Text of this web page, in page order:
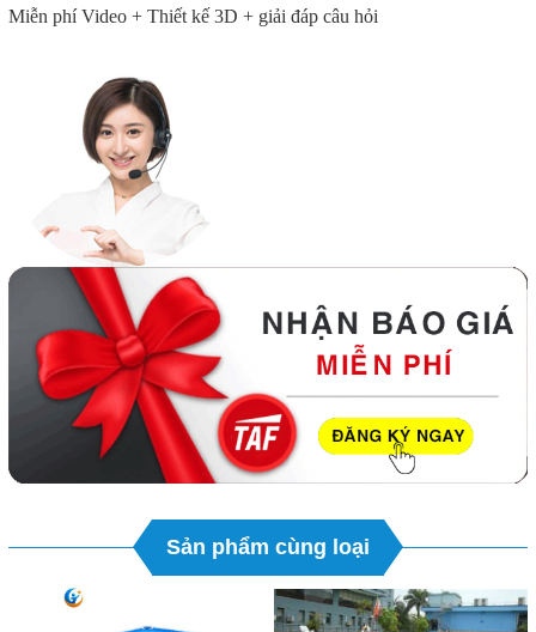
Miễn phí Video + Thiết kế 3D + giải đáp câu hỏi
Sản phẩm cùng loại